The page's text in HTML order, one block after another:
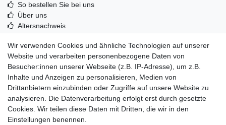
So bestellen Sie bei uns
Über uns
Altersnachweis
Echtheit von Kundenbewertungen
Messer Info Forum
Messer schärfen
Messerhersteller
Stahltabelle
Stahlarten
Rockwell Härte
Wir verwenden Cookies und ähnliche Technologien auf unserer
Website und verarbeiten personenbezogene Daten von
Besucher:innen unserer Webseite (z.B. IP-Adresse), um z.B.
Inhalte und Anzeigen zu personalisieren, Medien von
Drittanbietern einzubinden oder Zugriffe auf unsere Website zu
analysieren. Die Datenverarbeitung erfolgt erst durch gesetzte
Cookies. Wir teilen diese Daten mit Dritten, die wir in den
Einstellungen benennen.